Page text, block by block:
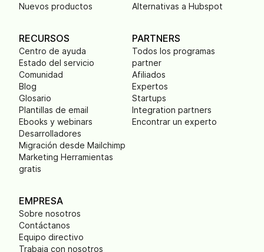
Nuevos productos
Alternativas a Hubspot
RECURSOS
Centro de ayuda
Estado del servicio
Comunidad
Blog
Glosario
Plantillas de email
Ebooks y webinars
Desarrolladores
Migración desde Mailchimp
Marketing Herramientas
gratis
PARTNERS
Todos los programas
partner
Afiliados
Expertos
Startups
Integration partners
Encontrar un experto
EMPRESA
Sobre nosotros
Contáctanos
Equipo directivo
Trabaja con nosotros